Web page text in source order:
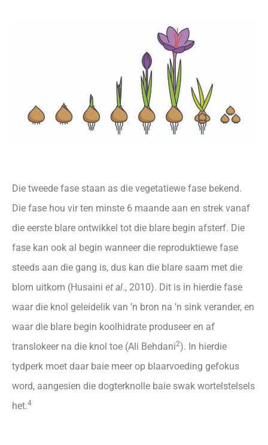
Die tweede fase staan as die vegetatiewe fase bekend.
Die fase hou vir ten minste 6 maande aan en strek vanaf
die eerste blare ontwikkel tot die blare begin afsterf. Die
fase kan ook al begin wanneer die reproduktiewe fase
steeds aan die gang is, dus kan die blare saam met die
blom uitkom (Husaini et al., 2010). Dit is in hierdie fase
waar die knol geleidelik van ’n bron na ’n sink verander, en
waar die blare begin koolhidrate produseer en af
translokeer na die knol toe (Ali Behdani2). In hierdie
tydperk moet daar baie meer op blaarvoeding gefokus
word, aangesien die dogterknolle baie swak wortelstelsels
het.4